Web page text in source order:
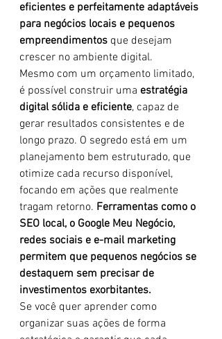
eficientes e perfeitamente adaptáveis
para negócios locais e pequenos
empreendimentos que desejam
crescer no ambiente digital.
Mesmo com um orçamento limitado,
é possível construir uma estratégia
digital sólida e eficiente, capaz de
gerar resultados consistentes e de
longo prazo. O segredo está em um
planejamento bem estruturado, que
otimize cada recurso disponível,
focando em ações que realmente
tragam retorno. Ferramentas como o
SEO local, o Google Meu Negócio,
redes sociais e e-mail marketing
permitem que pequenos negócios se
destaquem sem precisar de
investimentos exorbitantes.
Se você quer aprender como
organizar suas ações de forma